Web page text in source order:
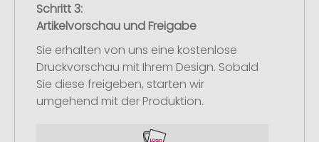
Schritt 3:
Artikelvorschau und Freigabe
Sie erhalten von uns eine kostenlose
Druckvorschau mit Ihrem Design. Sobald
Sie diese freigeben, starten wir
umgehend mit der Produktion.